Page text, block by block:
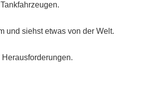
und siehst etwas von der Welt.